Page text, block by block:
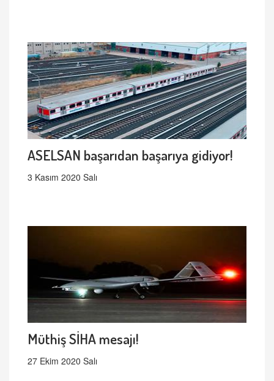
ASELSAN başarıdan başarıya gidiyor!
3 Kasım 2020 Salı
Müthiş SİHA mesajı!
27 Ekim 2020 Salı